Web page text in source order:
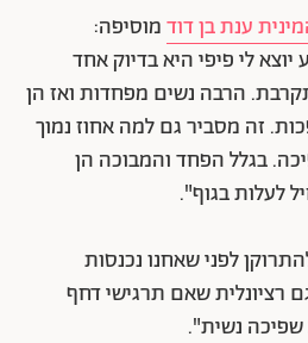
ענת בן דודמוסיפה:
לי פיפי היא בדיוק אחד
הרבה נשים מפחדות ואז הן
זה מסביר גם למה אחוז נמוך
בגלל הפחד והמבוכה הן
לעלות בגוף".
לפני שאחנו נכנסות
רציונלית שאם תרגישי דחף
נשית".